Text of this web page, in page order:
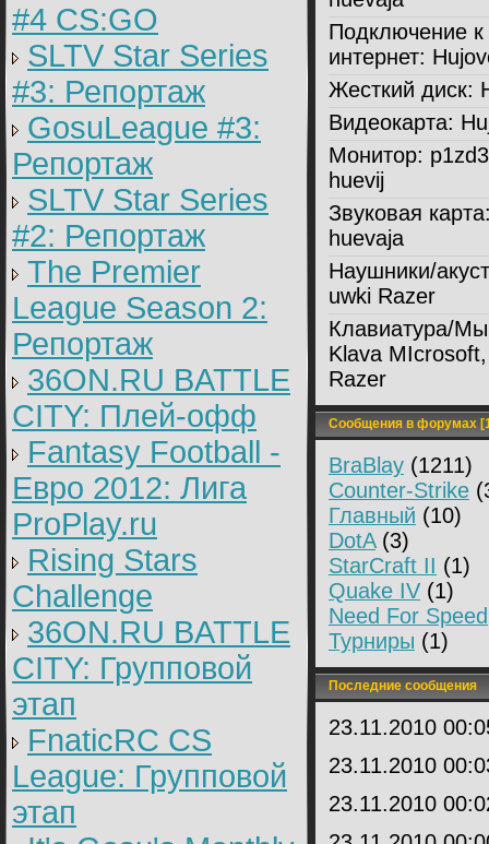
#4 CS:GO
SLTV Star Series
#3: Репортаж
GosuLeague #3:
Репортаж
SLTV Star Series
#2: Репортаж
The Premier
League Season 2:
Репортаж
36ON.RU BATTLE
CITY: Плей-офф
Fantasy Football -
Евро 2012: Лига
ProPlay.ru
Rising Stars
Challenge
36ON.RU BATTLE
CITY: Групповой
этап
FnaticRC CS
League: Групповой
этап
Подключение к
интернет:
Жесткий диск:
Видеокарта:
Монитор:
huevij
Звуковая
huevaja
Наушники/
uwki Razer
Клавиатура/
Klava
Razer
Сообщения в форумах
BraBlay (1211)
Counter-Strike
Главный (10)
DotA(3)
StarCraft II (1)
Quake IV (1)
Need For Speed
Турниры (1)
Последние сообщения
23.11.2010
23.11.2010
23.11.2010